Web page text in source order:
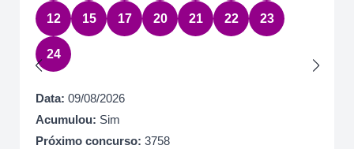
12 15 17 20 21 22 23
24
Data: 09/08/2026
Acumulou: Sim
Próximo concurso: 3758